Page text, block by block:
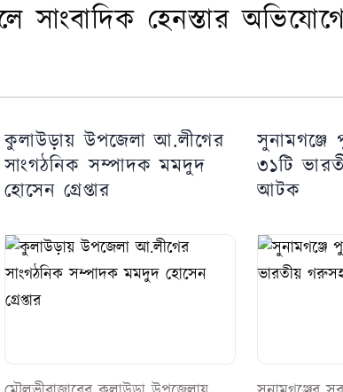
সাংবাদিক হেনস্তার
কুলাউড়ায় উপজেলা আ.লীগের
সাংগঠনিক সম্পাদক মমদুদ
হোসেন গ্রেপ্তার
সুনামগঞ্জে
৩১টি
আটক